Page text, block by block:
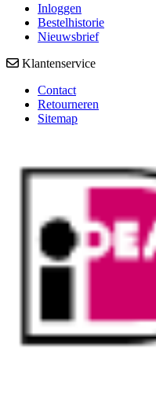
Inloggen
Bestelhistorie
Nieuwsbrief
Klantenservice
Contact
Retourneren
Sitemap